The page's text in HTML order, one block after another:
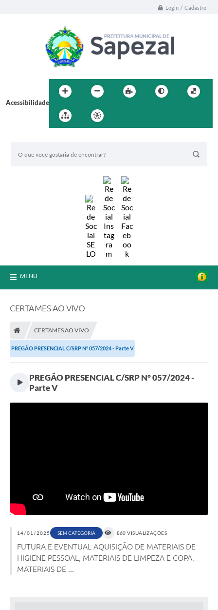
Login / Cadastro
Acessibilidade
MENU
CERTAMES AO VIVO
CERTAMES AO VIVO
PREGÃO PRESENCIAL C/SRP N° 057/2024 - Parte V
PREGÃO PRESENCIAL C/SRP N° 057/2024 -
Parte V
14/01/2025 SEM CATEGORIA 860 VISUALIZAÇÕES
FUTURA E EVENTUAL AQUISIÇÃO DE MATERIAIS DE
HIGIENE PESSOAL, MATERIAIS DE LIMPEZA E COPA,
MATERIAIS DE ...